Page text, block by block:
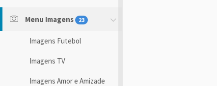
Menu Imagens 23
Imagens Futebol
Imagens TV
Imagens Amor e Amizade